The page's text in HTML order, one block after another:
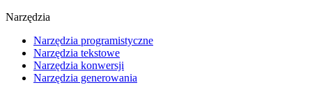
Narzędzia
Narzędzia programistyczne
Narzędzia tekstowe
Narzędzia konwersji
Narzędzia generowania